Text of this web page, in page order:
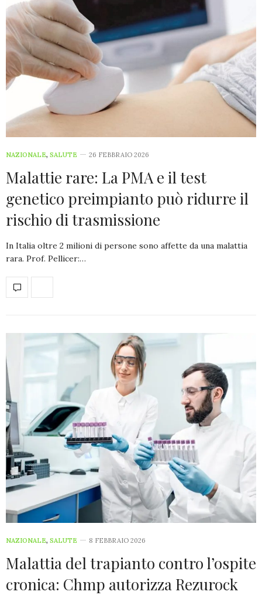
NAZIONALE, SALUTE 26 FEBBRAIO 2026
Malattie rare: La PMA e il test
genetico preimpianto può ridurre il
rischio di trasmissione
In Italia oltre 2 milioni di persone sono affette da una malattia
rara. Prof. Pellicer:…
NAZIONALE, SALUTE 8 FEBBRAIO 2026
Malattia del trapianto contro l’ospite
cronica: Chmp autorizza Rezurock